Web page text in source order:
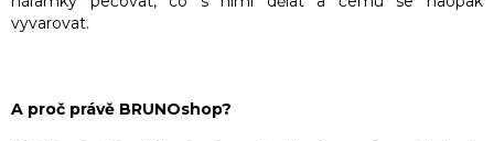
vyvarovat.
A proč právě BRUNOshop?